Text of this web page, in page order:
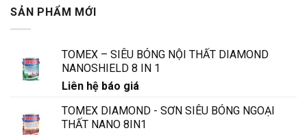
de
Welkomstbonus
SẢN PHẨM MỚI
TOMEX – SIÊU BÓNG NỘI THẤT DIAMOND
NANOSHIELD 8 IN 1
Liên hệ báo giá
TOMEX DIAMOND - SƠN SIÊU BÓNG NGOẠI
THẤT NANO 8IN1